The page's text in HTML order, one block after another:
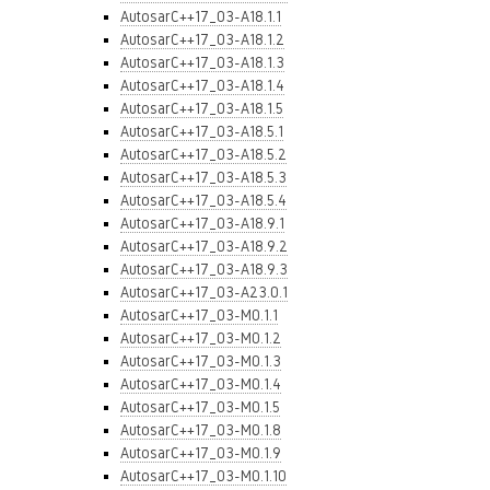
AutosarC++17_03-A18.1.1
AutosarC++17_03-A18.1.2
AutosarC++17_03-A18.1.3
AutosarC++17_03-A18.1.4
AutosarC++17_03-A18.1.5
AutosarC++17_03-A18.5.1
AutosarC++17_03-A18.5.2
AutosarC++17_03-A18.5.3
AutosarC++17_03-A18.5.4
AutosarC++17_03-A18.9.1
AutosarC++17_03-A18.9.2
AutosarC++17_03-A18.9.3
AutosarC++17_03-A23.0.1
AutosarC++17_03-M0.1.1
AutosarC++17_03-M0.1.2
AutosarC++17_03-M0.1.3
AutosarC++17_03-M0.1.4
AutosarC++17_03-M0.1.5
AutosarC++17_03-M0.1.8
AutosarC++17_03-M0.1.9
AutosarC++17_03-M0.1.10